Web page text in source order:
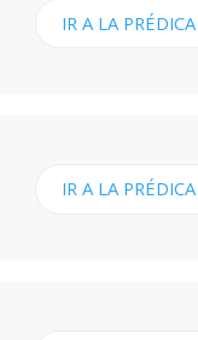
IR A LA PRÉDICA
IR A LA PRÉDICA